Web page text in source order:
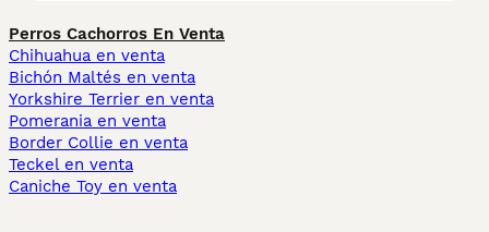
Perros Cachorros En Venta
Chihuahua en venta
Bichón Maltés en venta
Yorkshire Terrier en venta
Pomerania en venta
Border Collie en venta
Teckel en venta
Caniche Toy en venta